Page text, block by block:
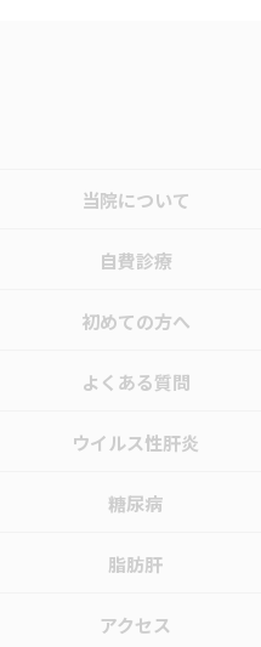
当院について
自費診療
初めての方へ
よくある質問
ウイルス性肝炎
糖尿病
脂肪肝
アクセス